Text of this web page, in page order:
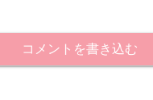
コメントを書き込む